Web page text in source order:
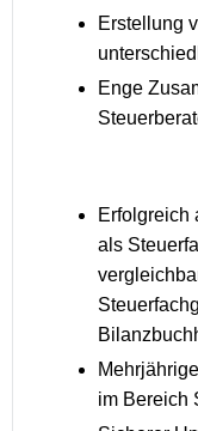
Erstellung
Enge
Erfolgreich
als
im Bereich